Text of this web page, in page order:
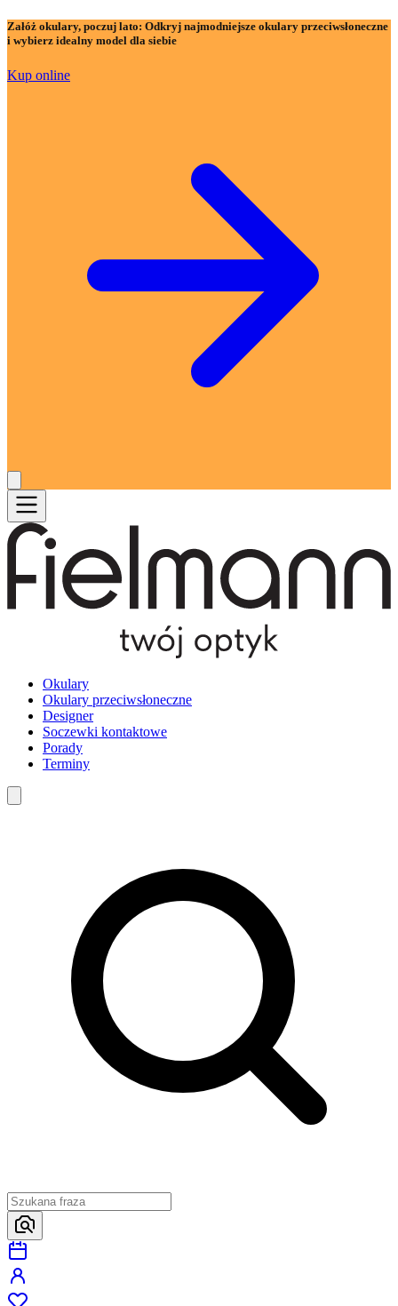
Załóż okulary, poczuj lato: Odkryj najmodniejsze okulary przeciwsłoneczne
i wybierz idealny model dla siebie
Kup online
Okulary
Okulary przeciwsłoneczne
Designer
Soczewki kontaktowe
Porady
Terminy